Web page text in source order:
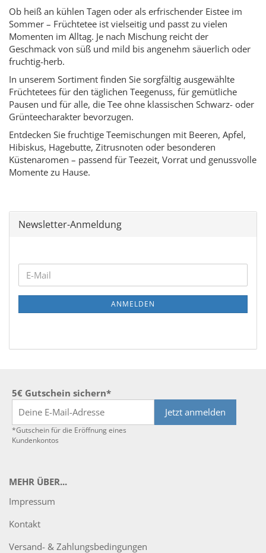
Ob heiß an kühlen Tagen oder als erfrischender Eistee im
Sommer – Früchtetee ist vielseitig und passt zu vielen
Momenten im Alltag. Je nach Mischung reicht der
Geschmack von süß und mild bis angenehm säuerlich oder
fruchtig-herb.
In unserem Sortiment finden Sie sorgfältig ausgewählte
Früchtetees für den täglichen Teegenuss, für gemütliche
Pausen und für alle, die Tee ohne klassischen Schwarz- oder
Grünteecharakter bevorzugen.
Entdecken Sie fruchtige Teemischungen mit Beeren, Apfel,
Hibiskus, Hagebutte, Zitrusnoten oder besonderen
Küstenaromen – passend für Teezeit, Vorrat und genussvolle
Momente zu Hause.
Newsletter-Anmeldung
WEITER
ZUR
NEWSLETTER-
E-
Mail
ANMELDEN
5€ Gutschein sichern*
Jetzt anmelden
*Gutschein für die Eröffnung eines
Kundenkontos
MEHR ÜBER...
Impressum
Kontakt
Versand- & Zahlungsbedingungen